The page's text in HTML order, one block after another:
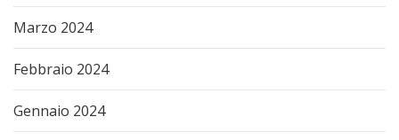
Marzo 2024
Febbraio 2024
Gennaio 2024